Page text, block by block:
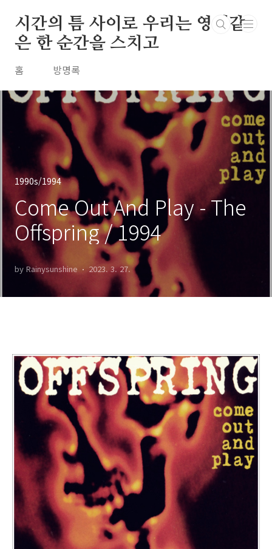
시간의 틈 사이로 우리는 영원같
은 한 순간을 스치고
홈 방명록
1990s/1994
Come Out And Play - The
Offspring / 1994
by Rainysunshine 2023. 3. 27.